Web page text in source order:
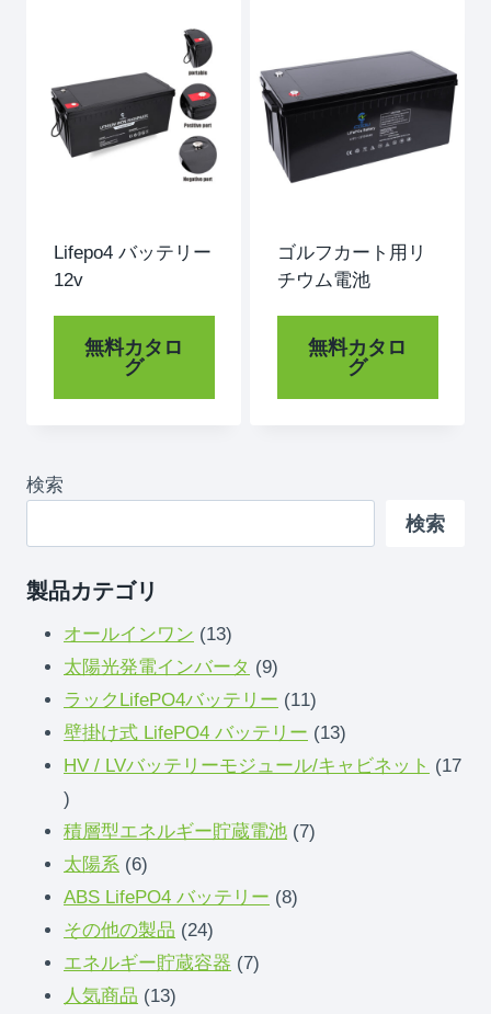
Lifepo4 バッテリー
12v
無料カタロ
グ
ゴルフカート用リ
チウム電池
無料カタロ
グ
検索
検索
製品カテゴリ
オールインワン 1313
製
品
太陽光発電インバータ 99
製
品
ラックLifePO4バッテリー 1111
製
品
壁掛け式 LifePO4 バッテリー 1313
製
HV / LVバッテリーモジュール/キャビネット
17
17
製
品
積層型エネルギー貯蔵電池 77
太陽系 66
製
品
ABS LifePO4 バッテリー 88
その他の製品 2424
製
エネルギー貯蔵容器 77
人気商品 1313